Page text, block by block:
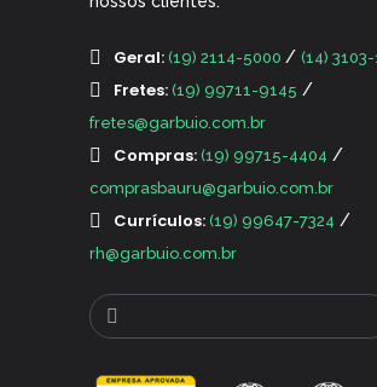
Geral: (19) 2114-5000 / (14)
Fretes: (19) 99711-9145 /
fretes@garbuio.com.br
Compras: (19) 99715-4404 /
comprasbauru@garbuio.com.br
Currículos: (19) 99647-7324 /
rh@garbuio.com.br